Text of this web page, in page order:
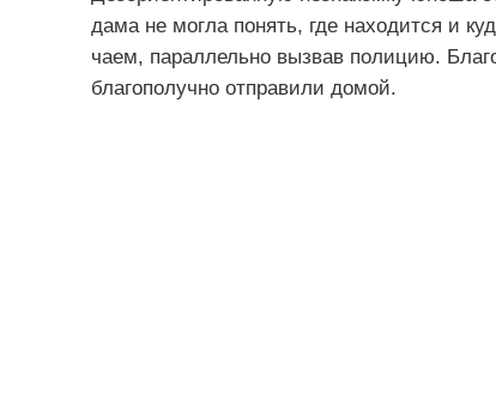
дама не могла понять, где находится и
чаем, параллельно вызвав полицию.
благополучно отправили домой.